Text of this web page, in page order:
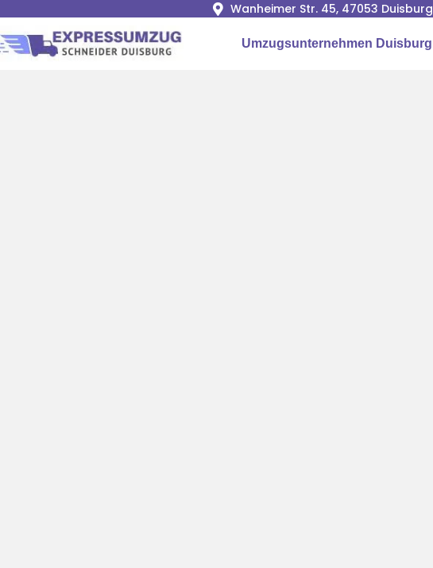
Wanheimer Str. 45, 47053 Duisburg
Umzugsunternehmen Duisburg